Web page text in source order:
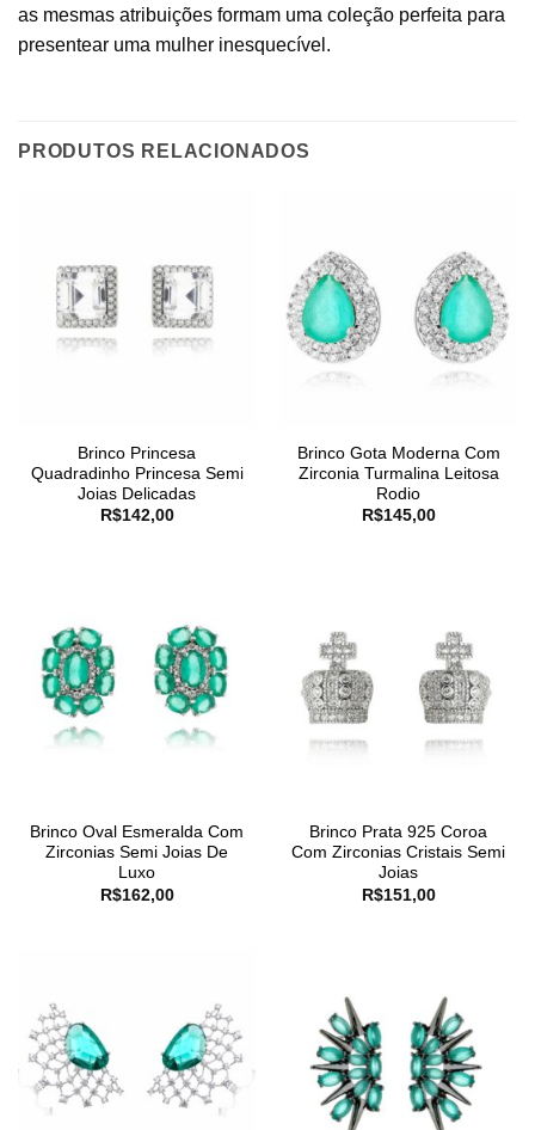
as mesmas atribuições formam uma coleção perfeita para
presentear uma mulher inesquecível.
PRODUTOS RELACIONADOS
Brinco Princesa
Quadradinho Princesa Semi
Joias Delicadas
R$142,00
Brinco Gota Moderna Com
Zirconia Turmalina Leitosa
Rodio
R$145,00
Brinco Oval Esmeralda Com
Zirconias Semi Joias De
Luxo
R$162,00
Brinco Prata 925 Coroa
Com Zirconias Cristais Semi
Joias
R$151,00